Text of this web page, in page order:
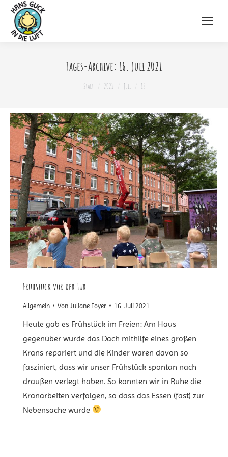
Tages-Archive: 16. Juli 2021
Sie befinden sich hier:
Start 2021 Juli 16
Frühstück vor der Tür
Allgemein Von Juliane Foyer 16. Juli 2021
Heute gab es Frühstück im Freien: Am Haus
gegenüber wurde das Dach mithilfe eines großen
Krans repariert und die Kinder waren davon so
fasziniert, dass wir unser Frühstück spontan nach
draußen verlegt haben. So konnten wir in Ruhe die
Kranarbeiten verfolgen, so dass das Essen (fast) zur
Nebensache wurde